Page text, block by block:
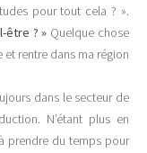
pour tout cela ? ».
être ? » Quelque chose
rentre dans ma région
dans le secteur de
N’étant plus en
prendre du temps pour